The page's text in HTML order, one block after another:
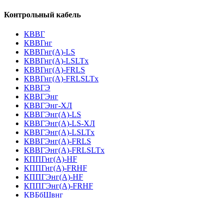
Контрольный кабель
КВВГ
КВВГнг
КВВГнг(А)-LS
КВВГнг(А)-LSLTx
КВВГнг(А)-FRLS
КВВГнг(А)-FRLSLTx
КВВГЭ
КВВГЭнг
КВВГЭнг-ХЛ
КВВГЭнг(А)-LS
КВВГЭнг(А)-LS-ХЛ
КВВГЭнг(А)-LSLTx
КВВГЭнг(А)-FRLS
КВВГЭнг(А)-FRLSLTx
КППГнг(А)-HF
КППГнг(А)-FRHF
КППГЭнг(А)-HF
КППГЭнг(А)-FRHF
КВБбШвнг